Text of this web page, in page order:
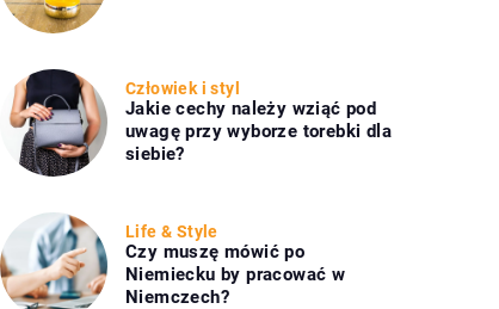
Człowiek i styl
Jakie cechy należy wziąć pod
uwagę przy wyborze torebki dla
siebie?
Life & Style
Czy muszę mówić po
Niemiecku by pracować w
Niemczech?